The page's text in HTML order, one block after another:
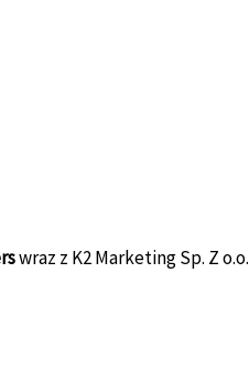
wraz z K2 Marketing Sp. Z o.o.